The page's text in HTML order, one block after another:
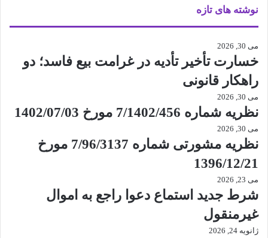
نوشته های تازه
می 30, 2026
خسارت تأخیر تأدیه در غرامت بیع فاسد؛ دو
راهکار قانونی
می 30, 2026
نظریه شماره 7/1402/456 مورخ 1402/07/03
می 30, 2026
نظریه مشورتی شماره 7/96/3137 مورخ
1396/12/21
می 23, 2026
شرط جدید استماع دعوا راجع به اموال
غیرمنقول
ژانویه 24, 2026